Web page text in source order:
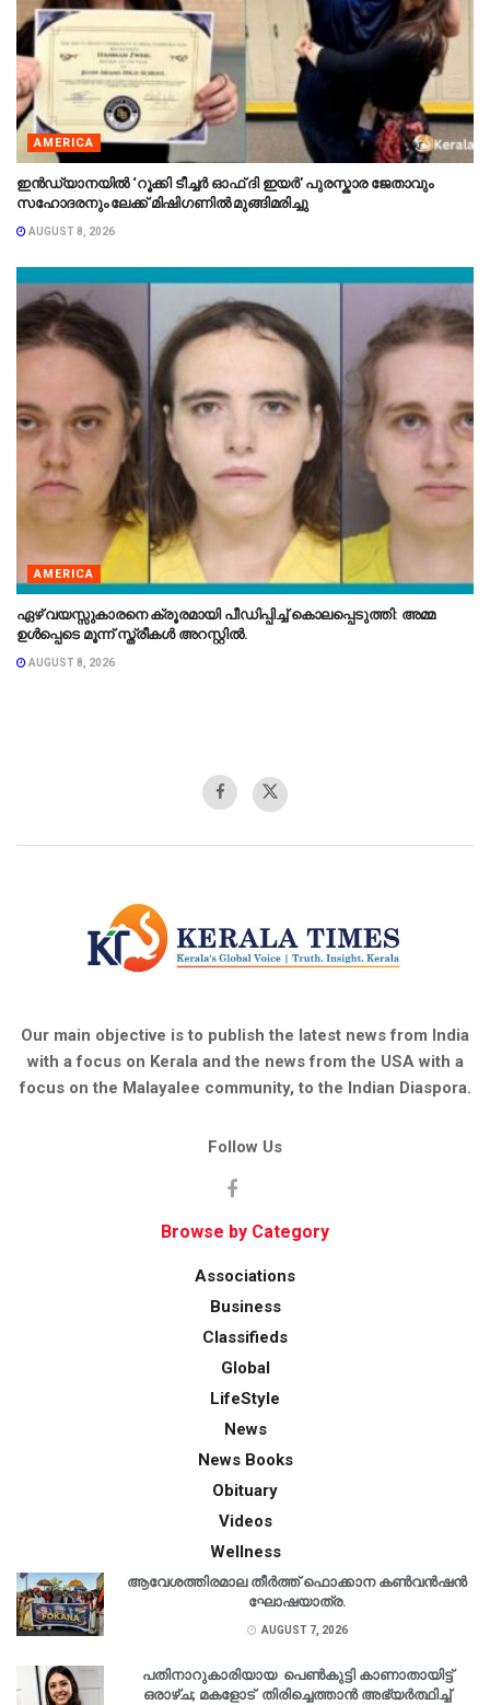
AMERICA
ഇൻഡ്യാനയിൽ ‘റൂക്കി ടീച്ചർ ഓഫ് ദി ഇയർ’ പുരസ്കാര ജേതാവും
സഹോദരനും ലേക്ക് മിഷിഗണിൽ മുങ്ങിമരിച്ചു
AUGUST 8, 2026
AMERICA
ഏഴ് വയസ്സുകാരനെ ക്രൂരമായി പീഡിപ്പിച്ച് കൊലപ്പെടുത്തി: അമ്മ
ഉൾപ്പെടെ മൂന്ന് സ്ത്രീകൾ അറസ്റ്റിൽ.
AUGUST 8, 2026
Our main objective is to publish the latest news from India
with a focus on Kerala and the news from the USA with a
focus on the Malayalee community, to the Indian Diaspora.
Follow Us
Browse by Category
Associations
Business
Classifieds
Global
LifeStyle
News
News Books
Obituary
Videos
Wellness
ആവേശത്തിരമാല തീർത്ത് ഫൊക്കാന കൺവൻഷൻ
ഘോഷയാത്ര.
AUGUST 7, 2026
പതിനാറുകാരിയായ പെൺകുട്ടി കാണാതായിട്ട്
ഒരാഴ്ച; മകളോട് തിരിച്ചെത്താൻ അഭ്യർത്ഥിച്ച്